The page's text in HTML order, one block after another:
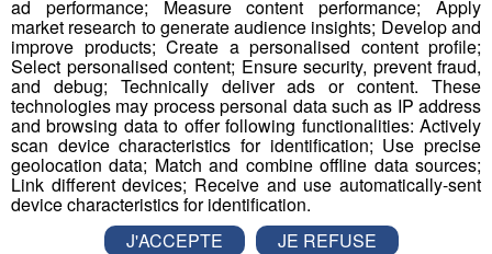
Au prochain épisode : "Fred, I want to walk, let me try to
walk !"
Un récit par les secouristes du PGHM de Chamonix
Mont-Blanc.
Partager sur Facebook
ad performance; Measure content performance; Apply
market research to generate audience insights; Develop and
improve products; Create a personalised content profile;
Select personalised content; Ensure security, prevent fraud,
and debug; Technically deliver ads or content. These
technologies may process personal data such as IP address
and browsing data to offer following functionalities: Actively
scan device characteristics for identification; Use precise
geolocation data; Match and combine offline data sources;
Link different devices; Receive and use automatically-sent
device characteristics for identification.
J'ACCEPTE
JE REFUSE